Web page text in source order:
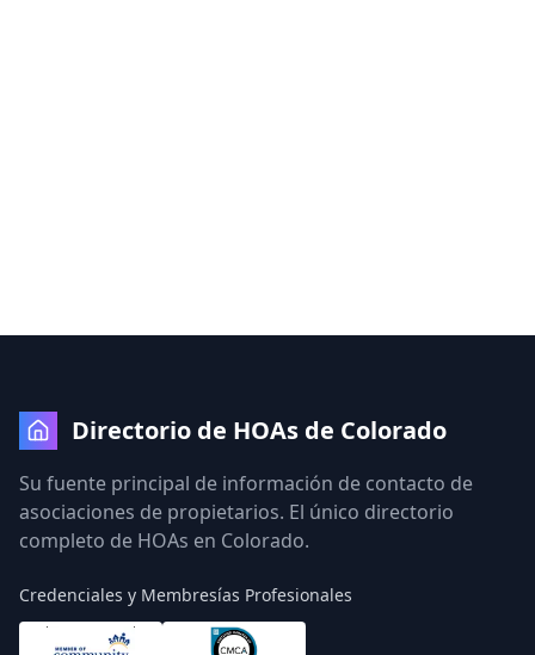
Directorio de HOAs de Colorado
Su fuente principal de información de contacto de
asociaciones de propietarios. El único directorio
completo de HOAs en Colorado.
Credenciales y Membresías Profesionales